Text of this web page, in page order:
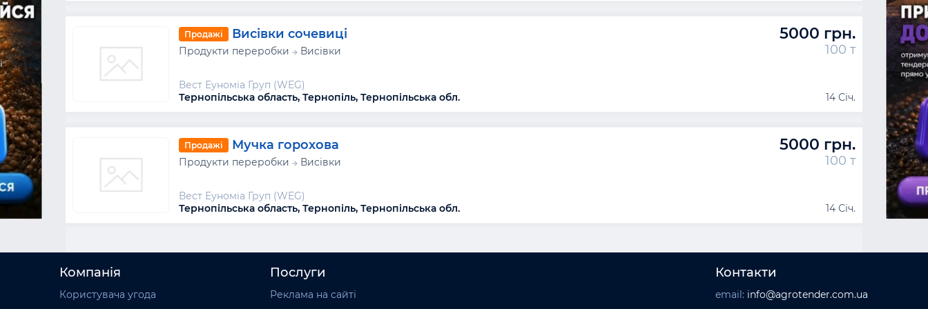
Продажі Висівки сочевиці 5000 грн.
Продукти переробки Висівки 100 т
Вест Еуноміа Груп (WEG)
Тернопільська область, Тернопіль, Тернопільська обл.
14 Січ.
Продажі Мучка горохова 5000 грн.
Продукти переробки Висівки 100 т
Вест Еуноміа Груп (WEG)
Тернопільська область, Тернопіль, Тернопільська обл.
14 Січ.
Компанія
Користувача угода
Послуги
Реклама на сайті
Контакти
email: info@agrotender.com.ua